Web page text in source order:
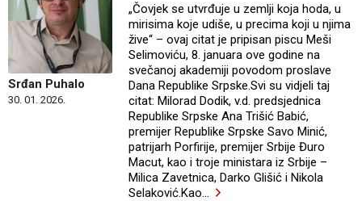
Srđan Puhalo
30. 01. 2026.
„Čovjek se utvrđuje u zemlji koja hoda, u
mirisima koje udiše, u precima koji u njima
žive“ – ovaj citat je pripisan piscu Meši
Selimoviću, 8. januara ove godine na
svečanoj akademiji povodom proslave
Dana Republike Srpske.Svi su vidjeli taj
citat: Milorad Dodik, v.d. predsjednica
Republike Srpske Ana Trišić Babić,
premijer Republike Srpske Savo Minić,
patrijarh Porfirije, premijer Srbije Đuro
Macut, kao i troje ministara iz Srbije –
Milica Zavetnica, Darko Glišić i Nikola
Selaković.Kao…